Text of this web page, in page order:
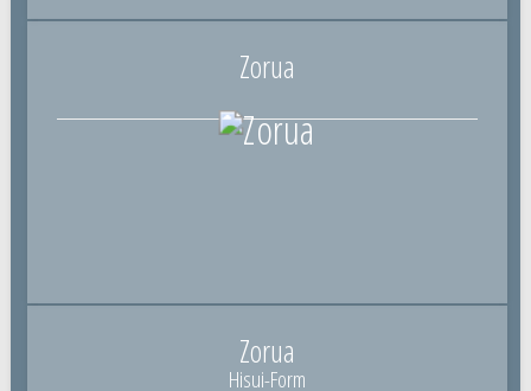
Zorua
Zorua
Hisui-Form